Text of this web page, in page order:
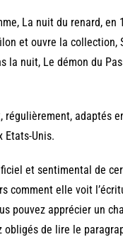
La nuit du renard, en
et ouvre la collection,
la nuit, Le démon du
régulièrement, adaptés
Etats-Unis.
et sentimental de
comment elle voit
pouvez apprécier un
de lire le